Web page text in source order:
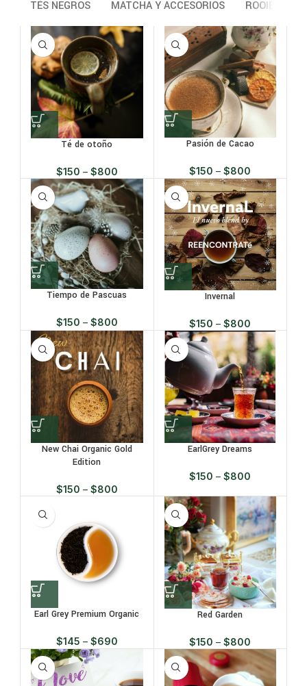
TÉS NEGROS MATCHA Y ACCESORIOS ROOIBOS
Té de otoño
$150 – $800
Pasión de Cacao
$150 –$800
Tiempo de Pascuas
$150 – $800
Invernal
$150 –$800
New Chai Organic Gold
Edition
$150 – $800
EarlGrey Dreams
$150 –$800
Earl Grey Premium Organic
$145 – $690
Red Garden
$150 –$800